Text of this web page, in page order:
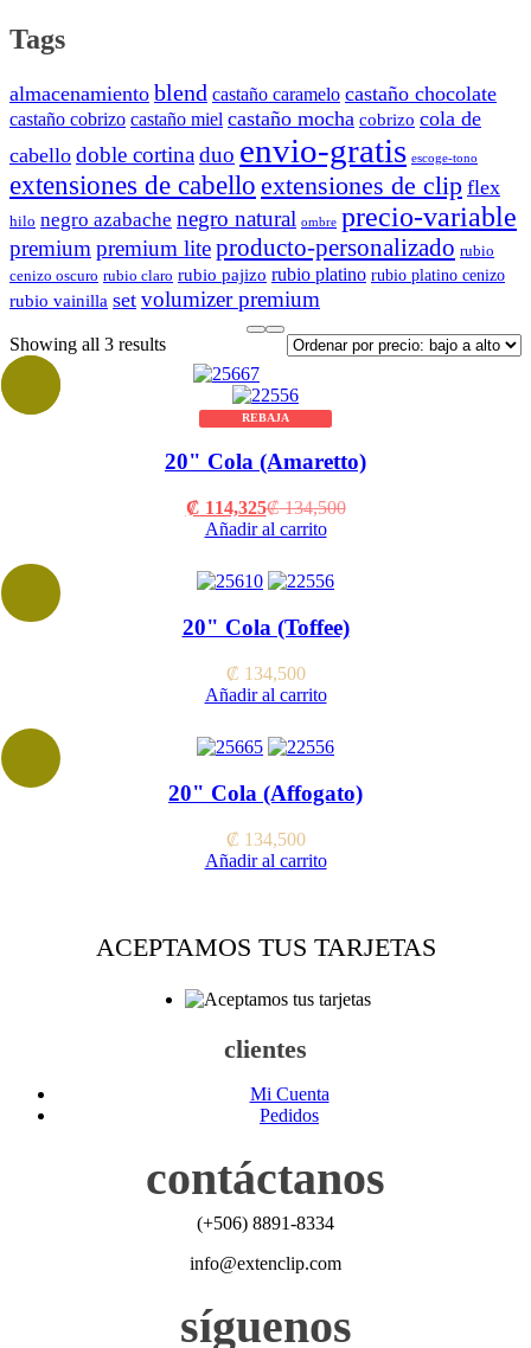
Tags
almacenamiento blend castaño caramelo castaño chocolate
castaño cobrizo castaño miel castaño mocha cobrizo cola de
cabello doble cortinaduo envio-gratis escoge-tono
extensiones de cabello extensiones de clip flex
hilo negro azabache negro natural ombre precio-variable
premium premium liteproducto-personalizado rubio
cenizo oscuro rubio claro rubio pajizo rubio platino rubio platino cenizo
rubio vainilla set volumizer premium
Showing all 3 resultsSorted
price:
high
REBAJA
20" Cola (Amaretto)
₡ 114,325Current
price
₡ 114,325.
₡134,500Original
Añadir al carrito
20" Cola (Toffee)
₡ 134,500
Añadir al carrito
20" Cola (Affogato)
₡ 134,500
Añadir al carrito
ACEPTAMOS TUS TARJETAS
clientes
Mi Cuenta
Pedidos
contáctanos
(+506) 8891-8334
info@extenclip.com
síguenos